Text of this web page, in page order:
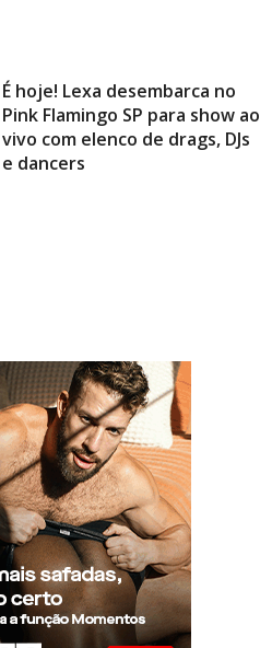
É hoje! Lexa desembarca no
Pink Flamingo SP para show ao
vivo com elenco de drags, DJs
e dancers
superior à real, aponta
relatório internacional
Gay de 62 anos relembra
quando, aos 15, foi garoto de
programa por quatro meses
sem saber: “Idiotice da minha
parte”